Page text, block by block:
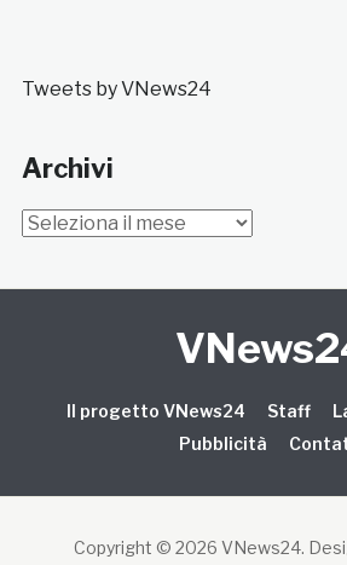
Tweets by VNews24
Archivi
Archivi
Il progetto VNews24 Staff
Pubblicità
Copyright © 2026 VNews24.